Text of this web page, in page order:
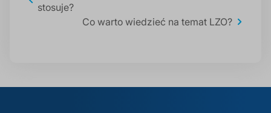
stosuje?
Co warto wiedzieć na temat LZO?